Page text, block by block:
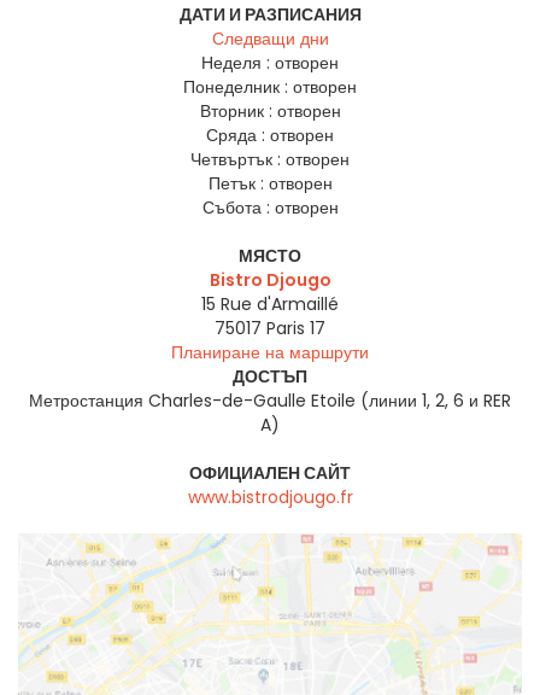
ДАТИ И РАЗПИСАНИЯ
Следващи дни
Неделя : отворен
Понеделник : отворен
Вторник : отворен
Сряда : отворен
Четвъртък : отворен
Петък : отворен
Събота : отворен
МЯСТО
Bistro Djougo
15 Rue d'Armaillé
75017 Paris 17
Планиране на маршрути
ДОСТЪП
Метростанция Charles-de-Gaulle Etoile (линии 1, 2, 6 и RER
A)
ОФИЦИАЛЕН САЙТ
www.bistrodjougo.fr